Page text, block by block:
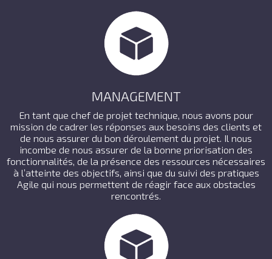
MANAGEMENT
En tant que chef de projet technique, nous avons pour
mission de cadrer les réponses aux besoins des clients et
de nous assurer du bon déroulement du projet. Il nous
incombe de nous assurer de la bonne priorisation des
fonctionnalités, de la présence des ressources nécessaires
à l’atteinte des objectifs, ainsi que du suivi des pratiques
Agile qui nous permettent de réagir face aux obstacles
rencontrés.